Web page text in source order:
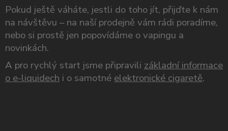
Pokud ještě váháte, jestli do toho jít, přijďte k nám
na návštěvu – na naší prodejně vám rádi poradíme,
nebo si prostě jen popovídáme o vapingu a
novinkách.
A pro rychlý start jsme připravili základní informace
o e-liquidech i o samotné elektronické cigaretě.